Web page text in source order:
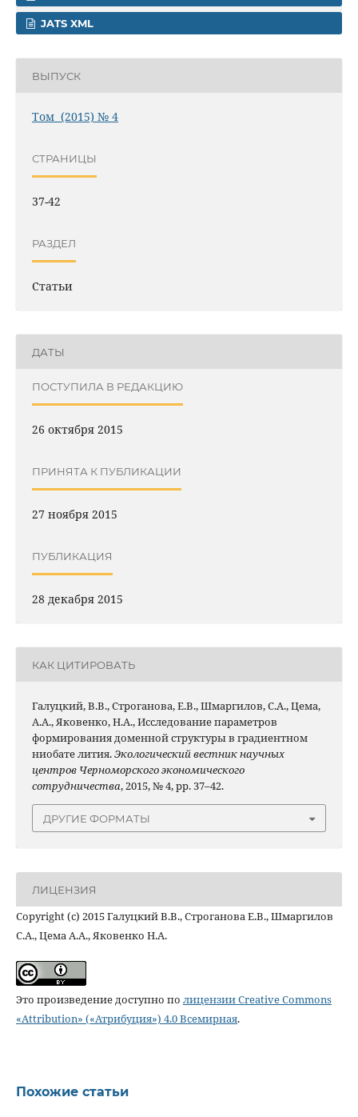
JATS XML
ВЫПУСК
Том (2015) № 4
СТРАНИЦЫ
37-42
РАЗДЕЛ
Статьи
ДАТЫ
ПОСТУПИЛА В РЕДАКЦИЮ
26 октября 2015
ПРИНЯТА К ПУБЛИКАЦИИ
27 ноября 2015
ПУБЛИКАЦИЯ
28 декабря 2015
КАК ЦИТИРОВАТЬ
Галуцкий, В.В., Строганова, Е.В., Шмаргилов, С.А., Цема,
А.А., Яковенко, Н.А., Исследование параметров
формирования доменной структуры в градиентном
ниобате лития.Экологический вестник научных
центров Черноморского экономического
сотрудничества, 2015, № 4, pp. 37–42.
ДРУГИЕ ФОРМАТЫ
ЛИЦЕНЗИЯ
Copyright (c) 2015 Галуцкий В.В., Строганова Е.В., Шмаргилов
С.А., Цема А.А., Яковенко Н.А.
Это произведение доступно по лицензии Creative Commons
«Attribution» («Атрибуция») 4.0 Всемирная.
Похожие статьи